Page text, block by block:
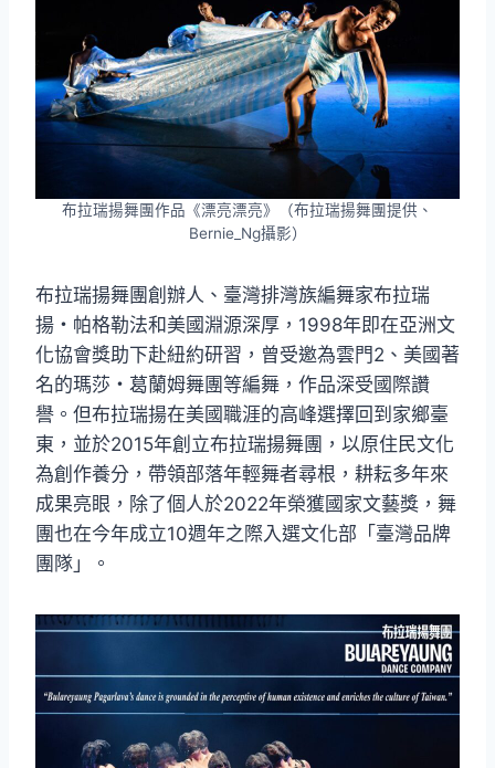
布拉瑞揚舞團作品《漂亮漂亮》（布拉瑞揚舞團提供、
Bernie_Ng攝影）
布拉瑞揚舞團創辦人、臺灣排灣族編舞家布拉瑞
揚・帕格勒法和美國淵源深厚，1998年即在亞洲文
化協會獎助下赴紐約研習，曾受邀為雲門2、美國著
名的瑪莎・葛蘭姆舞團等編舞，作品深受國際讚
譽。但布拉瑞揚在美國職涯的高峰選擇回到家鄉臺
東，並於2015年創立布拉瑞揚舞團，以原住民文化
為創作養分，帶領部落年輕舞者尋根，耕耘多年來
成果亮眼，除了個人於2022年榮獲國家文藝獎，舞
團也在今年成立10週年之際入選文化部「臺灣品牌
團隊」。